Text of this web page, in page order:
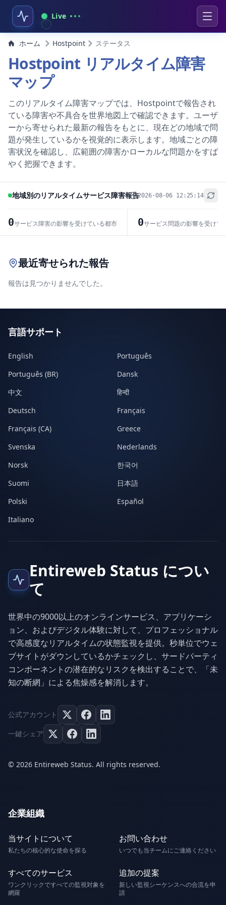
Live
ホーム Hostpoint ステータス
Hostpoint リアルタイム障害
マップ
このリアルタイム障害マップでは、Hostpointで報告され
ている障害や不具合を世界地図上で確認できます。ユーザ
ーから寄せられた最新の報告をもとに、現在どの地域で問
題が発生しているかを視覚的に表示します。地域ごとの障
害状況を確認し、広範囲の障害かローカルな問題かをすば
やく把握できます。
地域別のリアルタイムサービス障害報告2026-08-06 12:25:14
0サービス障害の影響を受けている都市 0サービス問題の影響を受けて
+
最近寄せられた報告
報告は見つかりませんでした。
言語サポート
English
Português
Português (BR)
Dansk
中文
हिन्दी
Deutsch
Français
Français (CA)
Greece
Svenska
Nederlands
Norsk
한국어
Suomi
日本語
Polski
Español
Italiano
Entireweb Status につい
て
世界中の9000以上のオンラインサービス、アプリケーシ
ョン、およびデジタル体験に対して、プロフェッショナル
で高感度なリアルタイムの状態監視を提供。秒単位でウェ
ブサイトがダウンしているかチェックし、サードパーティ
コンポーネントの潜在的なリスクを検出することで、「未
知の断網」による焦燥感を解消します。
公式アカウント
一鍵シェア
© 2026 Entireweb Status. All rights reserved.
企業組織
当サイトについて
私たちの核心的な使命を探る
お問い合わせ
いつでも当チームにご連絡ください
すべてのサービス
ワンクリックですべての監視対象を
網羅
追加の提案
新しい監視シーケンスへの合流を申
請